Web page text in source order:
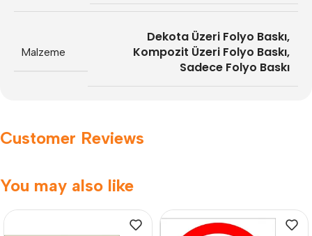
Malzeme
Dekota Üzeri Folyo Baskı,
Kompozit Üzeri Folyo Baskı,
Sadece Folyo Baskı
Customer Reviews
You may also like